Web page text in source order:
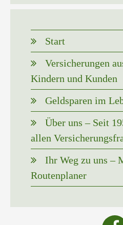
Start
Versicherungen
Kindern und Kunden
Geldsparen im
Über uns – Seit
allen
Ihr Weg zu uns –
Routenplaner